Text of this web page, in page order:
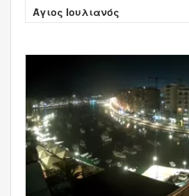
Άγιος Ιουλιανός